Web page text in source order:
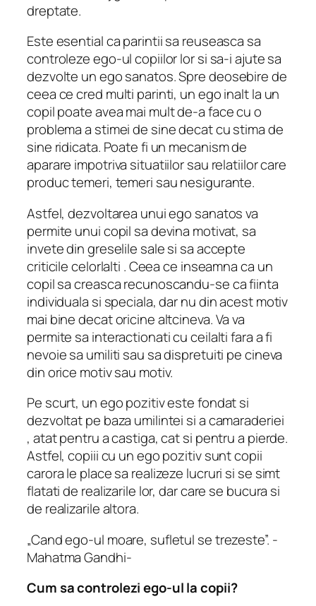
dreptate.
Este esential ca parintii sa reuseasca sa
controleze ego-ul copiilor lor si sa-i ajute sa
dezvolte un ego sanatos. Spre deosebire de
ceea ce cred multi parinti, un ego inalt la un
copil poate avea mai mult de-a face cu o
problema a stimei de sine decat cu stima de
sine ridicata. Poate fi un mecanism de
aparare impotriva situatiilor sau relatiilor care
produc temeri, temeri sau nesigurante.
Astfel, dezvoltarea unui ego sanatos va
permite unui copil sa devina motivat, sa
invete din greselile sale si sa accepte
criticile celorlalti . Ceea ce inseamna ca un
copil sa creasca recunoscandu-se ca fiinta
individuala si speciala, dar nu din acest motiv
mai bine decat oricine altcineva. Va va
permite sa interactionati cu ceilalti fara a fi
nevoie sa umiliti sau sa dispretuiti pe cineva
din orice motiv sau motiv.
Pe scurt, un ego pozitiv este fondat si
dezvoltat pe baza umilintei si a camaraderiei
, atat pentru a castiga, cat si pentru a pierde.
Astfel, copiii cu un ego pozitiv sunt copii
carora le place sa realizeze lucruri si se simt
flatati de realizarile lor, dar care se bucura si
de realizarile altora.
„Cand ego-ul moare, sufletul se trezeste”. -
Mahatma Gandhi-
Cum sa controlezi ego-ul la copii?